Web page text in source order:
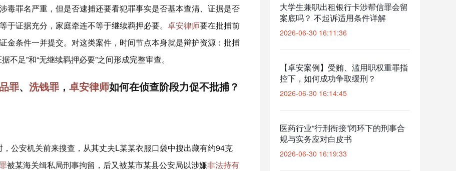
涉毒罪名严重，但是否逮捕还要看犯罪事实是否基本查清、证据是否
证据充分，家庭牵连不等于继续羁押必要。 卓安律师要在批捕前
金条件一并提交。对这类案件，时间节点本身就是辩护资源：批捕
足”和“无继续羁押必要”之间形成完整审查。
罪、 洗钱罪 ， 卓安律师如何在侦查阶段力促不批捕？
公安机关前来搜查，从其丈夫L某某衣服口袋中搜出藏有约94克
被某海关缉私局刑事拘留，后又被某市某县公安局以涉嫌非法持有
大学生兼职出租银行卡涉帮信罪会留
案底吗？ 不起诉适用条件详解
2026-06-30 16:11:36
【卓安案例】受贿、滥用职权重罪指
控下，如何成功争取缓刑？
2026-06-30 16:14:45
医药行业“行刑衔接”闭环下的刑事合
规与实务应对白皮书
2026-06-30 16:19:33